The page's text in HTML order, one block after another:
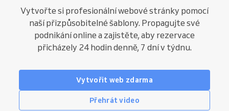
Vytvořte si profesionální webové stránky pomocí
naší přizpůsobitelné šablony. Propagujte své
podnikání online a zajistěte, aby rezervace
přicházely 24 hodin denně, 7 dní v týdnu.
Vytvořit web zdarma
Přehrát video